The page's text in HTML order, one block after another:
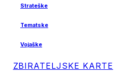
Strateške
Tematske
Vojaške
ZBIRATELJSKE KARTE